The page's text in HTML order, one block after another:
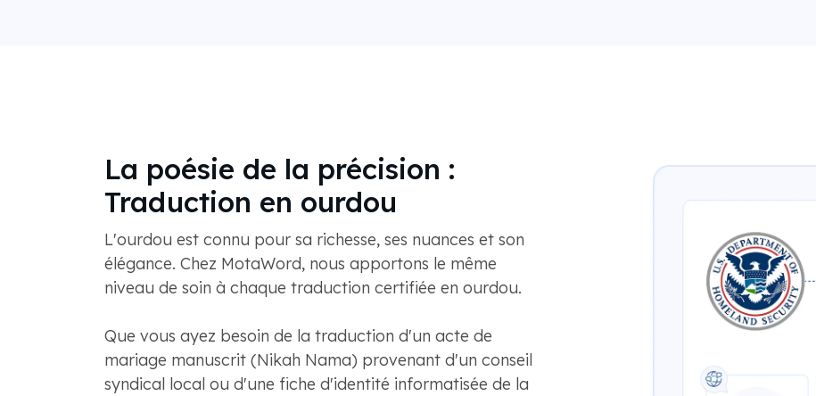
La poésie de la précision :
Traduction en ourdou
L'ourdou est connu pour sa richesse, ses nuances et son
élégance. Chez MotaWord, nous apportons le même
niveau de soin à chaque traduction certifiée en ourdou.
Que vous ayez besoin de la traduction d'un acte de
mariage manuscrit (Nikah Nama) provenant d'un conseil
syndical local ou d'une fiche d'identité informatisée de la